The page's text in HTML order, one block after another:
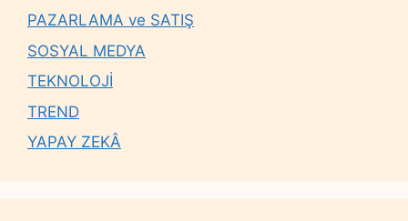
PAZARLAMA ve SATIŞ
SOSYAL MEDYA
TEKNOLOJİ
TREND
YAPAY ZEKÂ